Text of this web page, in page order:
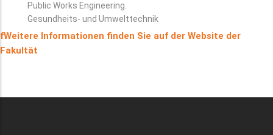
Public Works Engineering.
Gesundheits- und Umwelttechnik
fWeitere Informationen finden Sie auf der Website der
Fakultät